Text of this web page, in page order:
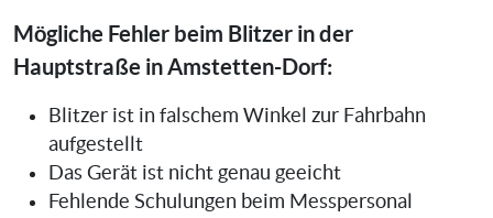
Mögliche Fehler beim Blitzer in der
Hauptstraße in Amstetten-Dorf:
Blitzer ist in falschem Winkel zur Fahrbahn
aufgestellt
Das Gerät ist nicht genau geeicht
Fehlende Schulungen beim Messpersonal